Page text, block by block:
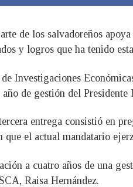
de los salvadoreños
y logros que ha tenido
Investigaciones
de gestión del Presidente
entrega consistió en
que el actual mandatario
a cuatro años de una
Raisa Hernández.